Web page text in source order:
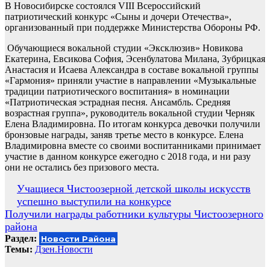
В Новосибирске состоялся VIII Всероссийский
патриотический конкурс «Сыны и дочери Отечества»,
организованный при поддержке Министерства Обороны РФ.
Обучающиеся вокальной студии «Эксклюзив» Новикова
Екатерина, Евсикова София, Эсенбулатова Милана, Зубрицкая
Анастасия и Исаева Александра в составе вокальной группы
«Гармония» приняли участие в направлении «Музыкальные
традиции патриотического воспитания» в номинации
«Патриотическая эстрадная песня. Ансамбль. Средняя
возрастная группа», руководитель вокальной студии Черняк
Елена Владимировна. По итогам конкурса девочки получили
бронзовые награды, заняв третье место в конкурсе. Елена
Владимировна вместе со своими воспитанниками принимает
участие в данном конкурсе ежегодно с 2018 года, и ни разу
они не остались без призового места.
Навигация
по
записям
Учащиеся Чистоозерной детской школы искусств
успешно выступили на конкурсе
Получили награды работники культуры Чистоозерного
района
Раздел: Новости Района
Темы: Дзен.Новости